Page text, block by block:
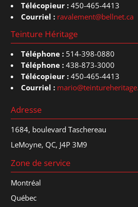
Télécopieur : 450-465-4413
Courriel : ravalement@bellnet.ca
Teinture Héritage
Téléphone : 514-398-0880
Téléphone : 438-873-3000
Télécopieur : 450-465-4413
Courriel :
Adresse
1684, boulevard Taschereau
LeMoyne, QC, J4P 3M9
Zone de service
Montréal
Québec